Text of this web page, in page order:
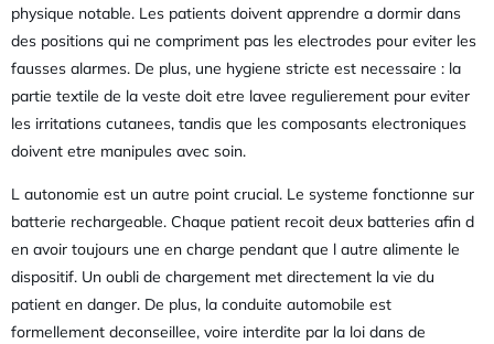
physique notable. Les patients doivent apprendre a dormir dans
des positions qui ne compriment pas les electrodes pour eviter les
fausses alarmes. De plus, une hygiene stricte est necessaire : la
partie textile de la veste doit etre lavee regulierement pour eviter
les irritations cutanees, tandis que les composants electroniques
doivent etre manipules avec soin.
L autonomie est un autre point crucial. Le systeme fonctionne sur
batterie rechargeable. Chaque patient recoit deux batteries afin d
en avoir toujours une en charge pendant que l autre alimente le
dispositif. Un oubli de chargement met directement la vie du
patient en danger. De plus, la conduite automobile est
formellement deconseillee, voire interdite par la loi dans de